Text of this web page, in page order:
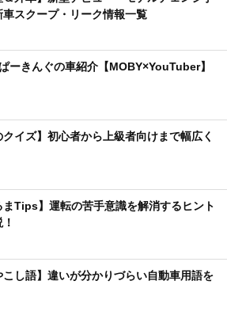
車スクープ・リーク情報一覧
ーきんぐの車紹介【MOBY×YouTuber】
クイズ】初心者から上級者向けまで幅広く
まTips】運転の苦手意識を解消するヒント
こし語】違いが分かりづらい自動車用語を